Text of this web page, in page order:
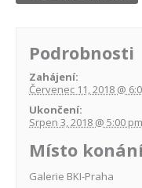
Podrobnosti
Zahájení:
Červenec 11, 2018 @
Ukončení:
Srpen 3, 2018 @ 5:00 pm
Místo
Galerie BKI-Praha